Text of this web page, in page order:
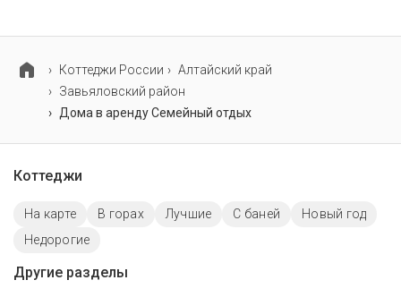
Коттеджи России
Алтайский край
Завьяловский район
Дома в аренду Семейный отдых
Коттеджи
На карте В горах Лучшие С баней
Новый год
Недорогие
Другие разделы